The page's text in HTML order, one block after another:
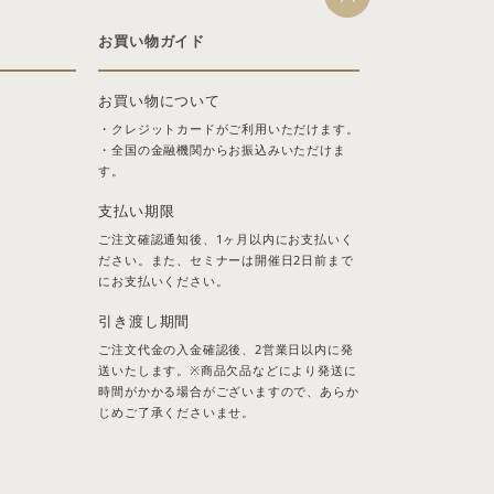
お買い物ガイド
お買い物について
・クレジットカードがご利用いただけます。
・全国の金融機関からお振込みいただけま
す。
支払い期限
ご注文確認通知後、1ヶ月以内にお支払いく
ださい。また、セミナーは開催日2日前まで
にお支払いください。
引き渡し期間
ご注文代金の入金確認後、2営業日以内に発
送いたします。※商品欠品などにより発送に
時間がかかる場合がございますので、あらか
じめご了承くださいませ。